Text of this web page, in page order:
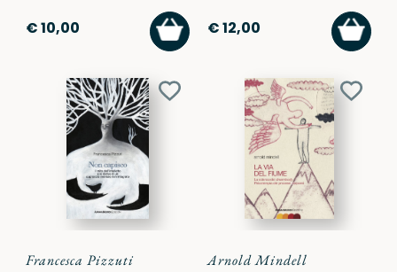
€ 10,00
AGGIUNGI
AL
CARRELLO
€ 12,00
AL
Aggiungi
Francesca Pizzuti
Arnold Mindell